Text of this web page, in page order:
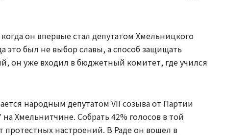
он впервые стал депутатом Хмельницкого
это был не выбор славы, а способ защищать
он уже входил в бюджетный комитет, где учился
народным депутатом VII созыва от Партии
Хмельнитчине. Собрать 42% голосов в той
настроений. В Раде он вошел в